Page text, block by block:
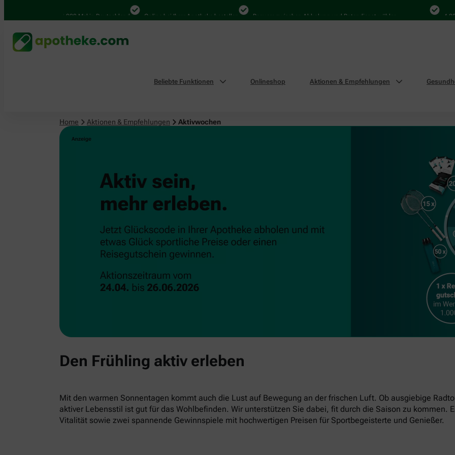
4.000 Mal in Deutschland Online bei Ihrer Apotheke bestellen Bequem zwischen Abholung und Botendienst wählen 4.000
Beliebte Funktionen Onlineshop Aktionen & Empfehlungen
Home Aktionen & Empfehlungen Aktivwochen
Den Frühling aktiv erleben
Mit den warmen Sonnentagen kommt auch die Lust auf Bewegung an der frischen Luft. Ob ausgiebige
aktiver Lebensstil ist gut für das Wohlbefinden. Wir unterstützen Sie dabei, fit durch die Saison zu kommen.
Vitalität sowie zwei spannende Gewinnspiele mit hochwertigen Preisen für Sportbegeisterte und Genießer.